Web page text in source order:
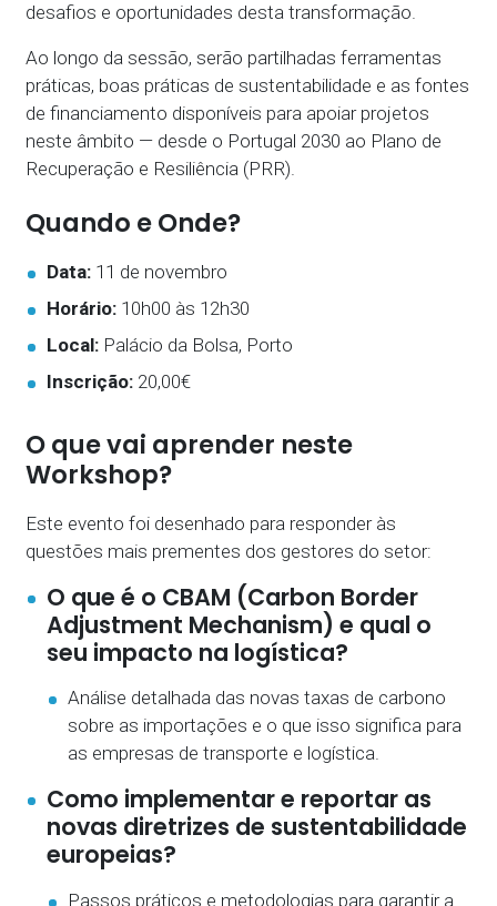
desafios e oportunidades desta transformação.
Ao longo da sessão, serão partilhadas ferramentas
práticas, boas práticas de sustentabilidade e as fontes
de financiamento disponíveis para apoiar projetos
neste âmbito — desde o Portugal 2030 ao Plano de
Recuperação e Resiliência (PRR).
Quando e Onde?
Data: 11 de novembro
Horário: 10h00 às 12h30
Local: Palácio da Bolsa, Porto
Inscrição: 20,00€
O que vai aprender neste
Workshop?
Este evento foi desenhado para responder às
questões mais prementes dos gestores do setor:
O que é o CBAM (Carbon Border
Adjustment Mechanism) e qual o
seu impacto na logística?
Análise detalhada das novas taxas de carbono
sobre as importações e o que isso significa para
as empresas de transporte e logística.
Como implementar e reportar as
novas diretrizes de sustentabilidade
europeias?
Passos práticos e metodologias para garantir a